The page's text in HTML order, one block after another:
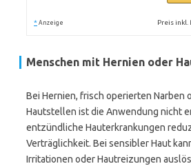
* Anzeige Preis inkl.
Menschen mit Hernien oder
Bei Hernien, frisch operierten Narben
Hautstellen ist die Anwendung nicht
entzündliche Hauterkrankungen
Verträglichkeit. Bei sensibler Haut
Irritationen oder Hautreizungen